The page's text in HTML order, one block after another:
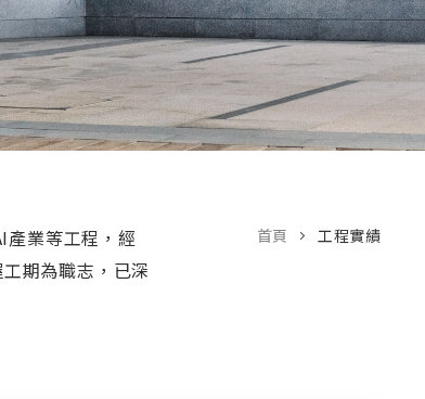
業等工程，經
期為職志，已深
首頁 工程實績